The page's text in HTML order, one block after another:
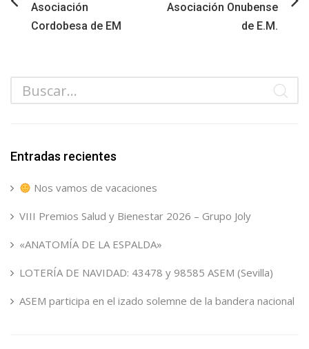
Asociación
Cordobesa de EM
Asociación Onubense
de E.M.
Entradas recientes
Nos vamos de vacaciones
VIII Premios Salud y Bienestar 2026 – Grupo Joly
«ANATOMÍA DE LA ESPALDA»
LOTERÍA DE NAVIDAD: 43478 y 98585 ASEM (Sevilla)
ASEM participa en el izado solemne de la bandera nacional